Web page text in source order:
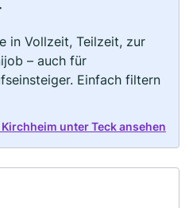
in Vollzeit, Teilzeit, zur
– auch für
Einfach filtern
unter Teck ansehen